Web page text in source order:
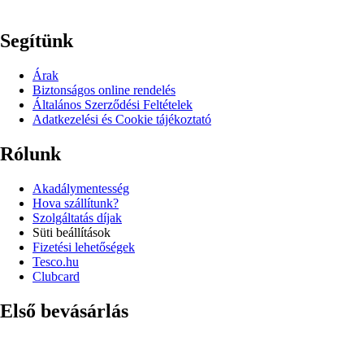
Segítünk
Árak
Biztonságos online rendelés
Általános Szerződési Feltételek
Adatkezelési és Cookie tájékoztató
Rólunk
Akadálymentesség
Hova szállítunk?
Szolgáltatás díjak
Süti beállítások
Fizetési lehetőségek
Tesco.hu
Clubcard
Első bevásárlás